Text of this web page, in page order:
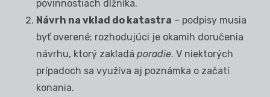
povinnostiach dlžníka.
Návrh na vklad do katastra – podpisy musia
byť overené; rozhodujúci je okamih doručenia
návrhu, ktorý zakladá poradie. V niektorých
prípadoch sa využíva aj poznámka o začatí
konania.